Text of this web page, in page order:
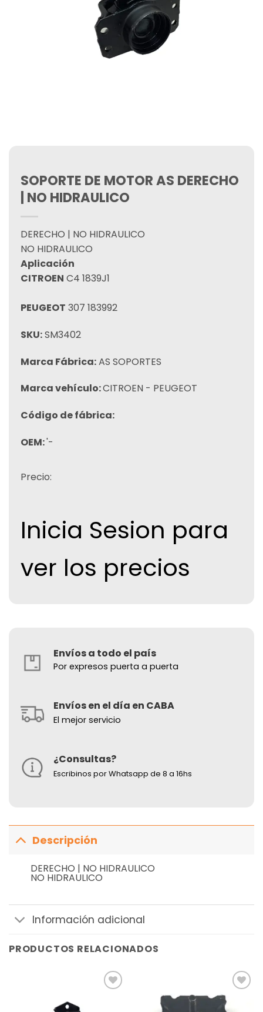
SOPORTE DE MOTOR AS DERECHO
| NO HIDRAULICO
DERECHO | NO HIDRAULICO
NO HIDRAULICO
Aplicación
CITROEN C4 1839J1
PEUGEOT 307 183992
SKU:SM3402
Marca Fábrica:AS SOPORTES
Marca vehículo:CITROEN - PEUGEOT
Código de fábrica:
OEM:'-
Precio:
Inicia Sesion para
ver los precios
Envíos a todo el país
Por expresos puerta a puerta
Envíos en el día en CABA
El mejor servicio
¿Consultas?
Escribinos por Whatsapp de 8 a 16hs
Descripción
DERECHO | NO HIDRAULICO
NO HIDRAULICO
Información adicional
PRODUCTOS RELACIONADOS
Añadir